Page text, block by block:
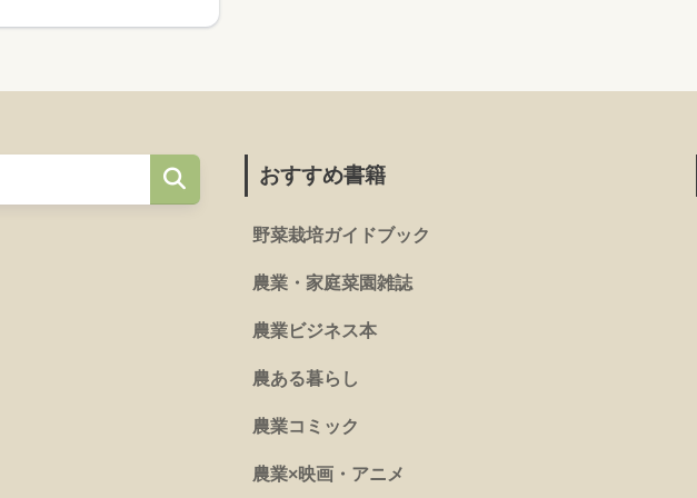
おすすめ書籍
野菜栽培ガイドブック
農業・家庭菜園雑誌
農業ビジネス本
農ある暮らし
農業コミック
農業×映画・アニメ